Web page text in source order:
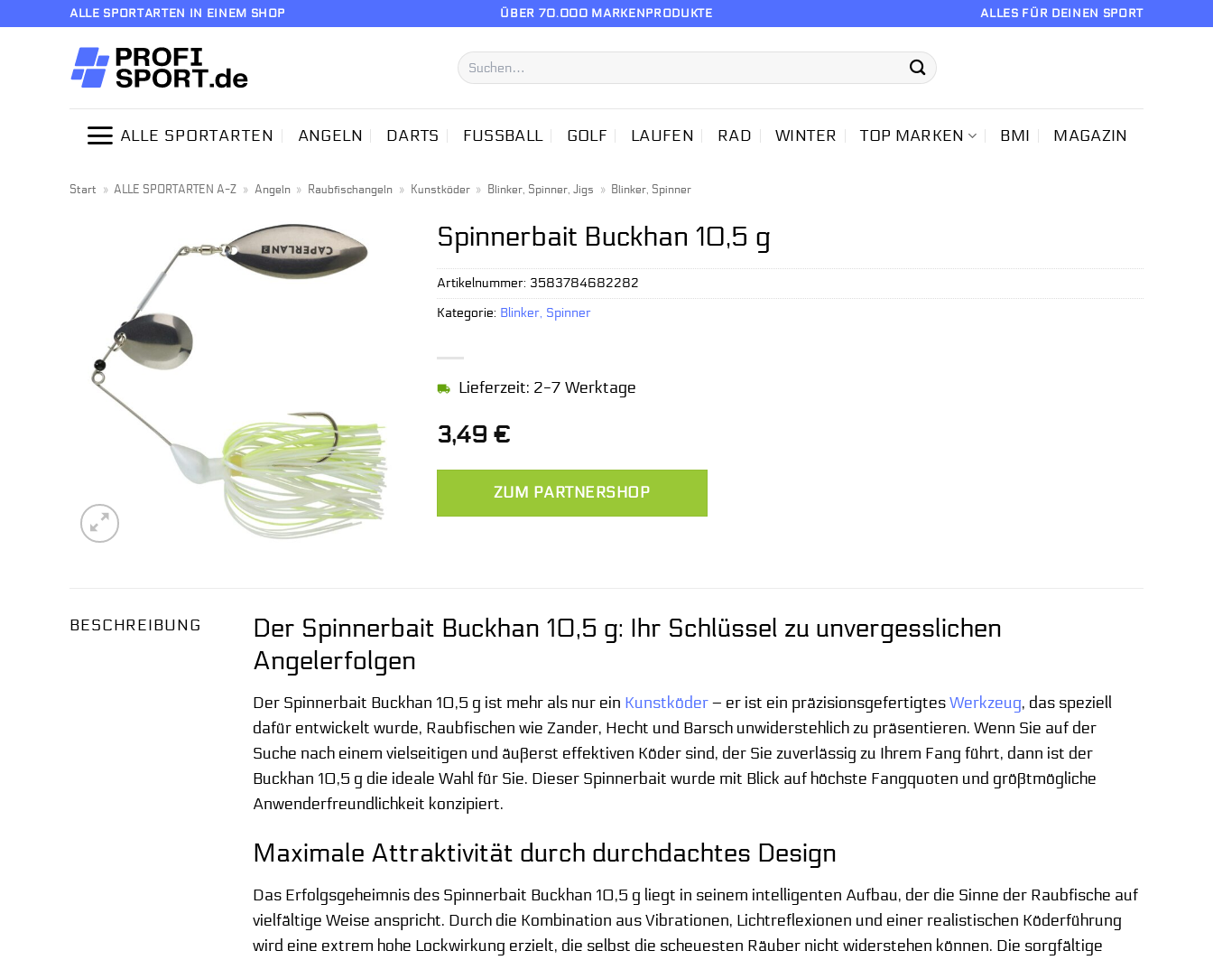
ALLE SPORTARTEN IN EINEM SHOP ÜBER 70.000 MARKENPRODUKTE ALLES FÜR DEINEN SPORT
Suchen
nach:
ALLE SPORTARTEN ANGELN DARTS FUSSBALL GOLF LAUFEN RAD WINTER TOP MARKEN BMI MAGAZIN
Start » ALLE SPORTARTEN A-Z » Angeln » Raubfischangeln » Kunstköder » Blinker, Spinner, Jigs » Blinker, Spinner
Spinnerbait Buckhan 10,5 g
3,49 €
Lieferzeit: 2-7 Werktage
ZUM PARTNERSHOP
Artikelnummer: 3583784682282
Kategorie: Blinker, Spinner
BESCHREIBUNG
Der Spinnerbait Buckhan 10,5 g: Ihr Schlüssel zu unvergesslichen
Angelerfolgen
Der Spinnerbait Buckhan 10,5 g ist mehr als nur ein Kunstköder– er ist ein präzisionsgefertigtesWerkzeug, das speziell
dafür entwickelt wurde, Raubfischen wie Zander, Hecht und Barsch unwiderstehlich zu präsentieren. Wenn Sie auf der
Suche nach einem vielseitigen und äußerst effektiven Köder sind, der Sie zuverlässig zu Ihrem Fang führt, dann ist der
Buckhan 10,5 g die ideale Wahl für Sie. Dieser Spinnerbait wurde mit Blick auf höchste Fangquoten und größtmögliche
Anwenderfreundlichkeit konzipiert.
Maximale Attraktivität durch durchdachtes Design
Das Erfolgsgeheimnis des Spinnerbait Buckhan 10,5 g liegt in seinem intelligenten Aufbau, der die Sinne der Raubfische auf
vielfältige Weise anspricht. Durch die Kombination aus Vibrationen, Lichtreflexionen und einer realistischen Köderführung
wird eine extrem hohe Lockwirkung erzielt, die selbst die scheuesten Räuber nicht widerstehen können. Die sorgfältige